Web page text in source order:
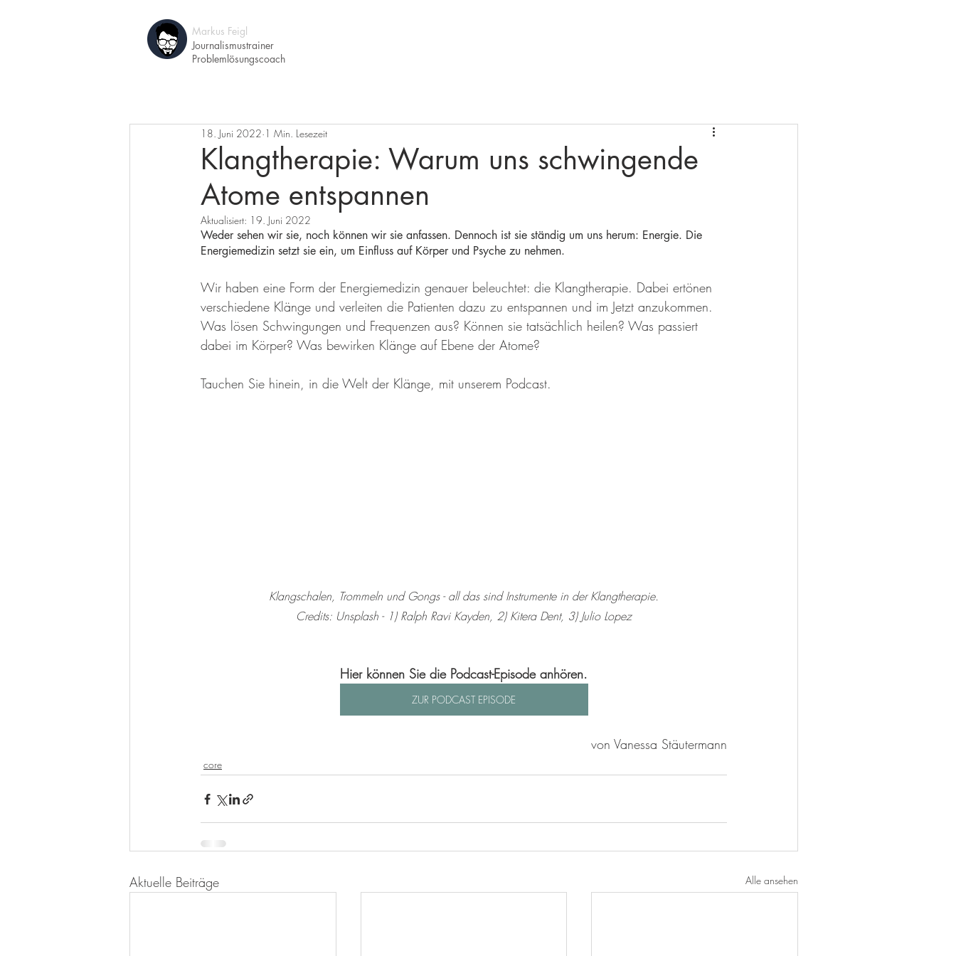
Markus Feigl
Journalismustrainer
Problemlösungscoach
Klangtherapie: Warum uns schwingende
Atome entspannen
18. Juni 2022 1 Min. Lesezeit
Aktualisiert: 19. Juni 2022
Weder sehen wir sie, noch können wir sie anfassen. Dennoch ist sie ständig um uns herum: Energie. Die
Energiemedizin setzt sie ein, um Einfluss auf Körper und Psyche zu nehmen.
Wir haben eine Form der Energiemedizin genauer beleuchtet: die Klangtherapie. Dabei ertönen
verschiedene Klänge und verleiten die Patienten dazu zu entspannen und im Jetzt anzukommen.
Was lösen Schwingungen und Frequenzen aus? Können sie tatsächlich heilen? Was passiert
dabei im Körper? Was bewirken Klänge auf Ebene der Atome?
Tauchen Sie hinein, in die Welt der Klänge, mit unserem Podcast.
Klangschalen, Trommeln und Gongs - all das sind Instrumente in der Klangtherapie.
Credits: Unsplash - 1) Ralph Ravi Kayden, 2) Kitera Dent, 3) Julio Lopez
Hier können Sie die Podcast-Episode anhören.
ZUR PODCAST EPISODE
von Vanessa Stäutermann
core
Aktuelle Beiträge Alle ansehen